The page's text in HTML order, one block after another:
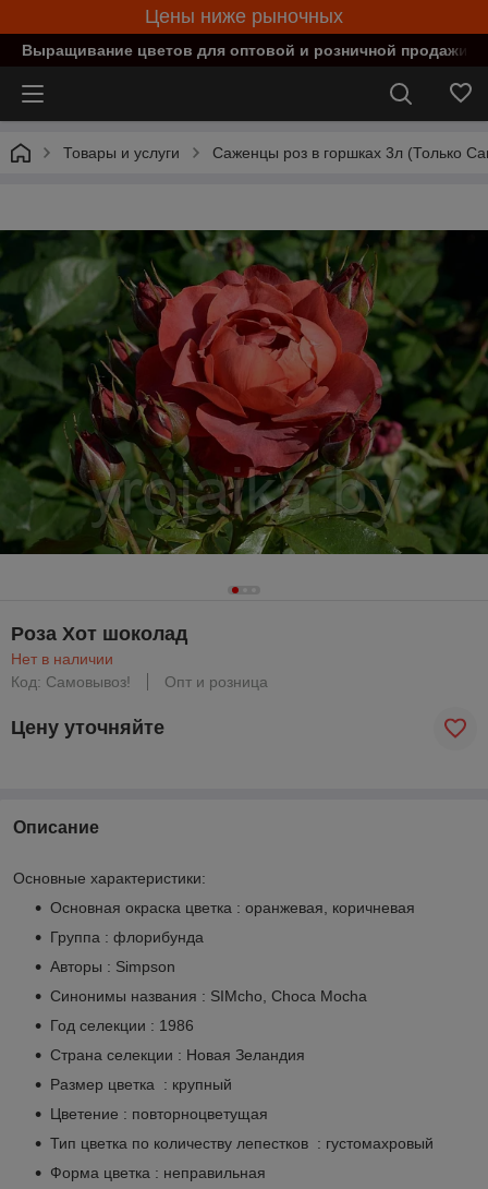
Цены ниже рыночных
Выращивание цветов для оптовой и розничной продажи
Товары и услуги Саженцы роз в горшках 3л (Только
Роза Хот шоколад
Нет в наличии
Код: Самовывоз!
Опт и розница
Цену уточняйте
Описание
Основные характеристики:
Основная окраска цветка : оранжевая, коричневая
Группа : флорибунда
Авторы : Simpson
Синонимы названия : SIMcho, Choca Mocha
Год селекции : 1986
Страна селекции : Новая Зеландия
Размер цветка : крупный
Цветение : повторноцветущая
Тип цветка по количеству лепестков : густомахровый
Форма цветка : неправильная